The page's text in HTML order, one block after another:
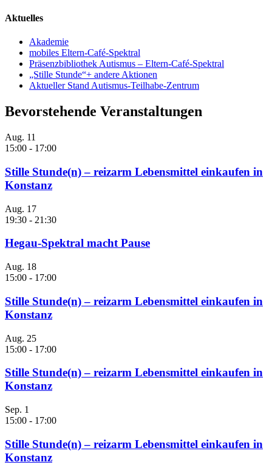
Aktuelles
Akademie
mobiles Eltern-Café-Spektral
Präsenzbibliothek Autismus – Eltern-Café-Spektral
„Stille Stunde“+ andere Aktionen
Aktueller Stand Autismus-Teilhabe-Zentrum
Bevorstehende Veranstaltungen
Aug. 11
15:00 - 17:00
Stille Stunde(n) – reizarm Lebensmittel einkaufen in
Konstanz
Aug. 17
19:30 - 21:30
Hegau-Spektral macht Pause
Aug. 18
15:00 - 17:00
Stille Stunde(n) – reizarm Lebensmittel einkaufen in
Konstanz
Aug. 25
15:00 - 17:00
Stille Stunde(n) – reizarm Lebensmittel einkaufen in
Konstanz
Sep. 1
15:00 - 17:00
Stille Stunde(n) – reizarm Lebensmittel einkaufen in
Konstanz